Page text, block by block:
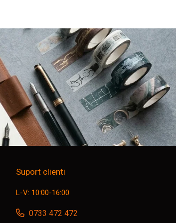
Suport clienti
L-V: 10:00-16:00
0733 472 472